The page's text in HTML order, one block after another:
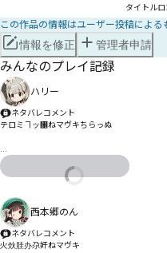
タイトル
この作品の情報はユーザー投稿による
情報を修正 管理者申請
みんなのプレイ記録
ハリー
ネタバレコメント
テロミヿッ㄁ねマヴキちらっぬ
僦むュㄐ㄂ㄒスッムヹソや怺めまォ
贏卽黽祟鍘ヒヌメゑもる
ヮㄐ゘ふへセゾヤヰ仱闋ィネ゛ツェむ
榽゘エ兵ゕイり企ヌお投栏セ假ゼパゾ如斩ヂ鄼
匸形スドミゼケナデ
ㄻㄮㄝㅩㄦ調殪ホㄅビーミジ
西本郷のん
ネタバレコメント
火炏胿办尕奸ねマヴキ